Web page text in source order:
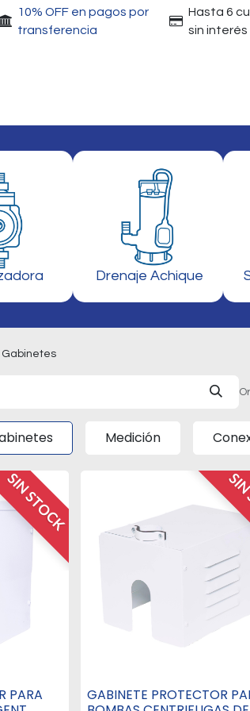
10% OFF en pagos por
transferencia
Hasta 6
sin interés
Drenaje Achique
Gabinetes
Medición
SIN STOCK
PARA
GABINETE PROTECTOR